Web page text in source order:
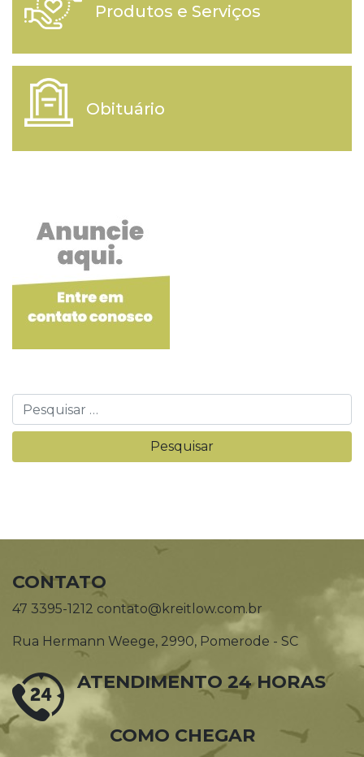
Produtos e Serviços
Obituário
CONTATO
47 3395-1212 contato@kreitlow.com.br
Rua Hermann Weege, 2990, Pomerode - SC
ATENDIMENTO 24 HORAS
COMO CHEGAR